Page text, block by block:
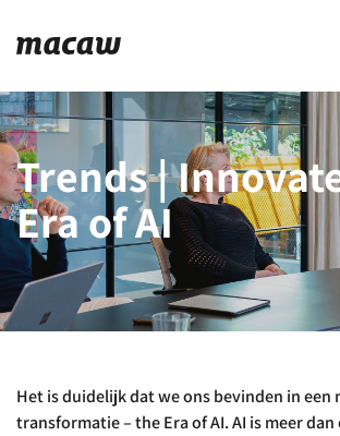
Trends |
Era of AI
Het is duidelijk dat we ons bevinden in een
transformatie – the Era of AI. AI is meer dan